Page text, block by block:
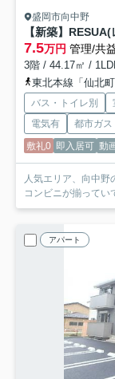
盛岡市向中野
【新築】
7.5万円 管理/共
3階 / 44.17㎡ /
東北本線「仙北
バス・トイレ別
電気有
都市ガス
敷礼0 即入居可 動
人気エリア、向中野の新築1LDK！ 近くに
コンビニが揃ってい
アパート